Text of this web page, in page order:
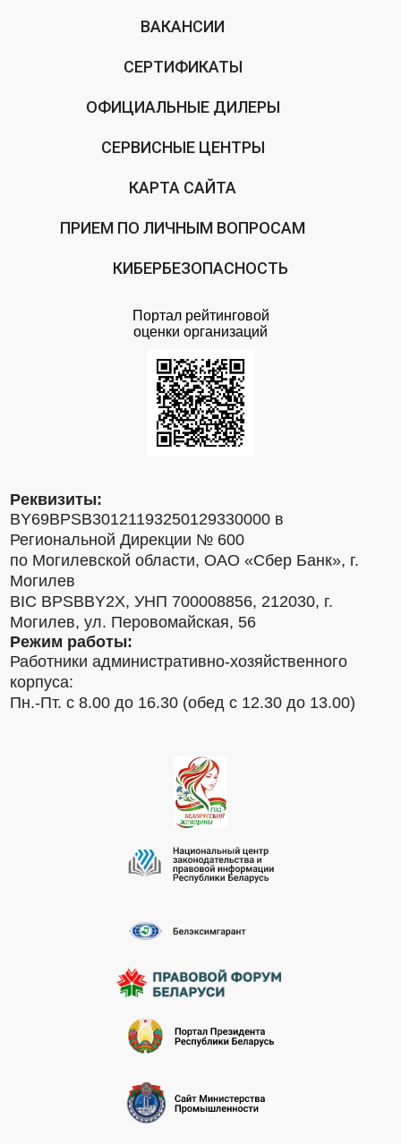
ВАКАНСИИ
СЕРТИФИКАТЫ
ОФИЦИАЛЬНЫЕ ДИЛЕРЫ
СЕРВИСНЫЕ ЦЕНТРЫ
КАРТА САЙТА
ПРИЕМ ПО ЛИЧНЫМ ВОПРОСАМ
КИБЕРБЕЗОПАСНОСТЬ
Портал рейтинговой
оценки организаций
Реквизиты:
BY69BPSB30121193250129330000 в
Региональной Дирекции № 600
по Могилевской области, ОАО «Сбер Банк», г.
Могилев
BIC BPSBBY2X, УНП 700008856, 212030, г.
Могилев, ул. Перовомайская, 56
Режим работы:
Работники административно-хозяйственного
корпуса:
Пн.-Пт. с 8.00 до 16.30 (обед с 12.30 до 13.00)